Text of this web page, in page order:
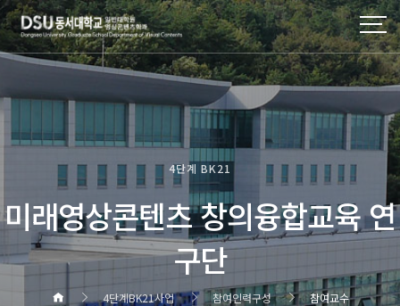
4단계 BK21
미래영상콘텐츠 창의융합교육 연
구단
4단계BK21사업 참여인력구성 참여교수